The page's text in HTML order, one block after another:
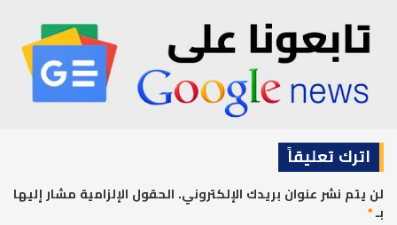
اترك تعليقاً
لن يتم نشر عنوان بريدك الإلكتروني. الحقول الإلزامية مشار إليها
بـ*